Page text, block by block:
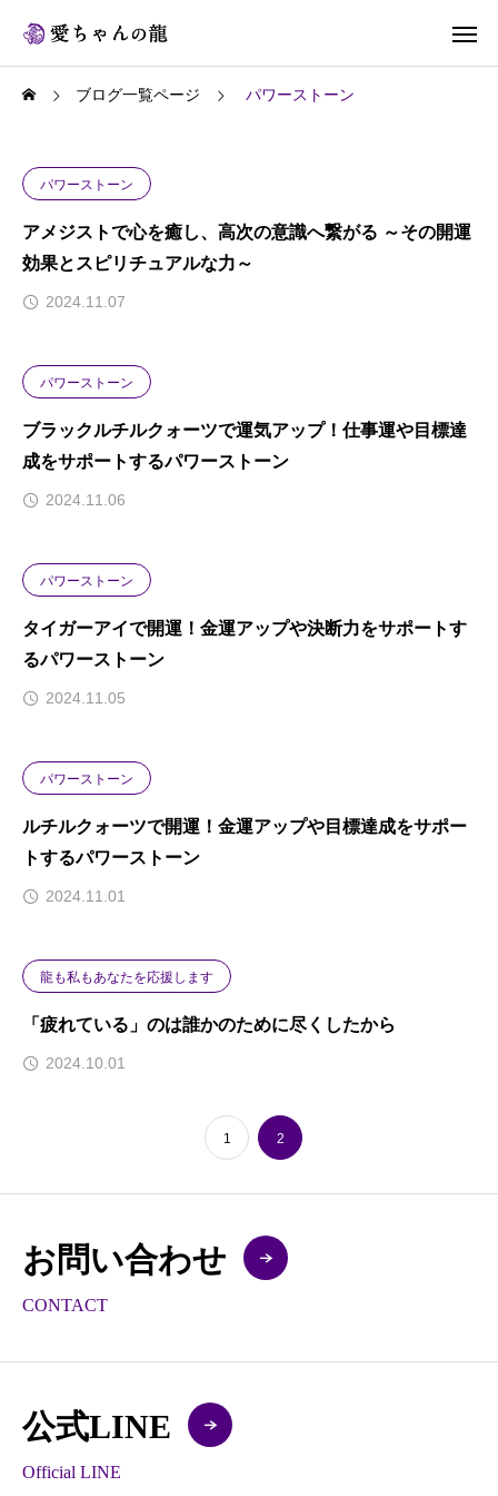
ブログ一覧ページ パワーストーン
パワーストーン
アメジストで心を癒し、高次の意識へ繋がる ～その開運
効果とスピリチュアルな力～
2024.11.07
パワーストーン
ブラックルチルクォーツで運気アップ！仕事運や目標達
成をサポートするパワーストーン
2024.11.06
パワーストーン
タイガーアイで開運！金運アップや決断力をサポートす
るパワーストーン
2024.11.05
パワーストーン
ルチルクォーツで開運！金運アップや目標達成をサポー
トするパワーストーン
2024.11.01
龍も私もあなたを応援します
「疲れている」のは誰かのために尽くしたから
2024.10.01
1 2
お問い合わせ
CONTACT
公式LINE
Official LINE